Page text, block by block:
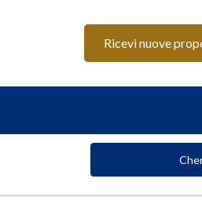
Ricevi nuove